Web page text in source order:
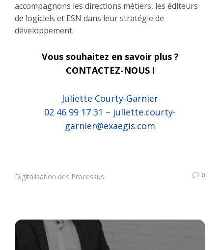
accompagnons les directions métiers, les éditeurs
de logiciels et ESN dans leur stratégie de
développement.
Vous souhaitez en savoir plus ?
CONTACTEZ-NOUS !
Juliette Courty-Garnier
02 46 99 17 31 – juliette.courty-
garnier@exaegis.com
Digitalisation des Processus 0